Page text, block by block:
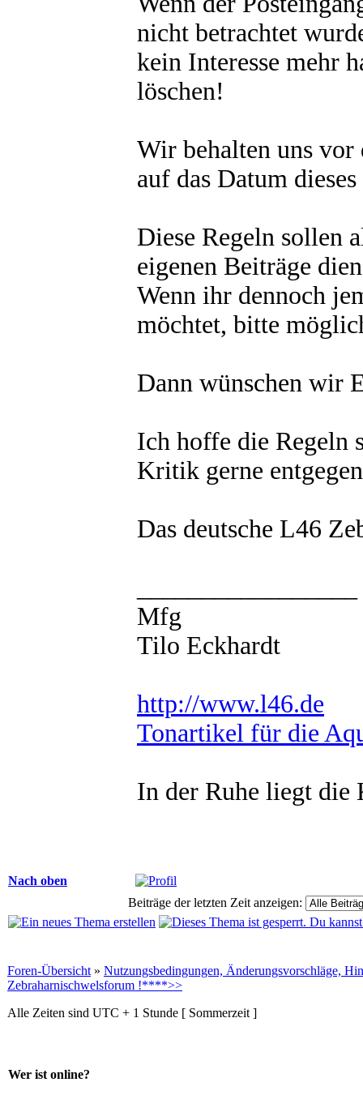
nicht betrachtet
kein Interesse mehr
löschen!
Wir behalten uns vor
auf das Datum
Diese Regeln sollen
eigenen Beiträge
Wenn ihr dennoch
möchtet, bitte
Dann wünschen wir
Ich hoffe die Regeln
Kritik gerne entgegen
Das deutsche L46
Mfg
Tilo Eckhardt
http://www.l46.de
Tonartikel für die
In der Ruhe liegt die
Nach oben
Beiträge der letzten Zeit anzeigen:
Foren-Übersicht » Nutzungsbedingungen, Änderungsvorschläge,
Zebraharnischwelsforum !****>>
Alle Zeiten sind UTC + 1 Stunde [ Sommerzeit ]
Wer ist online?